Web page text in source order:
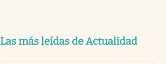
Las más leídas de Actualidad